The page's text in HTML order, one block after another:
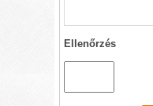
Ellenőrzés